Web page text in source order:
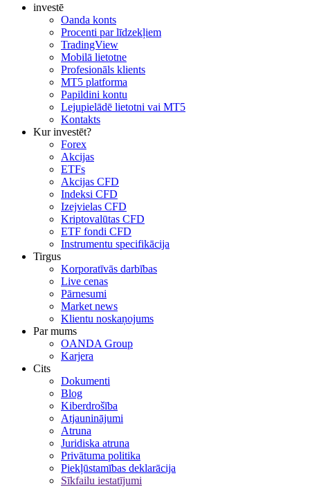
investē
Oanda konts
Procenti par līdzekļiem
TradingView
Mobilā lietotne
Profesionāls klients
MT5 platforma
Papildini kontu
Lejupielādē lietotni vai MT5
Kontakts
Kur investēt?
Forex
Akcijas
ETFs
Akcijas CFD
Indeksi CFD
Izejvielas CFD
Kriptovalūtas CFD
ETF fondi CFD
Instrumentu specifikācija
Tirgus
Korporatīvās darbības
Live cenas
Pārnesumi
Market news
Klientu noskaņojums
Par mums
OANDA Group
Karjera
Cits
Dokumenti
Blog
Kiberdrošība
Atjauninājumi
Atruna
Juridiska atruna
Privātuma politika
Piekļūstamības deklarācija
Sīkfailu iestatījumi